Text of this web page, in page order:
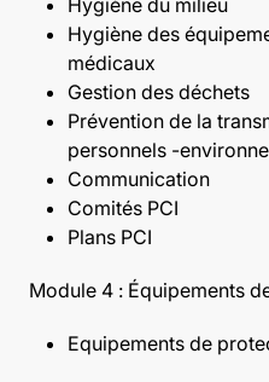
Hygiène des
médicaux
Gestion des déchets
Prévention de la
personnels -
Communication
Comités PCI
Plans PCI
Module 4 : Équipements
Equipements de